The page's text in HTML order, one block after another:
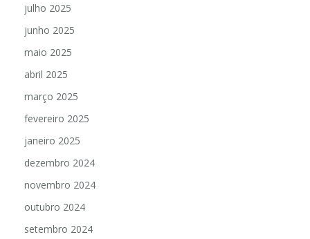
julho 2025
junho 2025
maio 2025
abril 2025
março 2025
fevereiro 2025
janeiro 2025
dezembro 2024
novembro 2024
outubro 2024
setembro 2024